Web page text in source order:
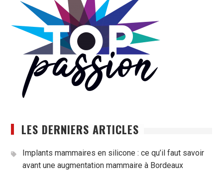
LES DERNIERS ARTICLES
Implants mammaires en silicone : ce qu’il faut savoir
avant une augmentation mammaire à Bordeaux